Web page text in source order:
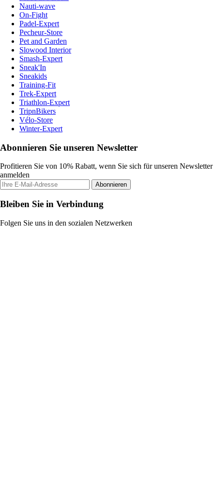
Nauti-wave
On-Fight
Padel-Expert
Pecheur-Store
Pet and Garden
Slowood Interior
Smash-Expert
Sneak'In
Sneakids
Training-Fit
Trek-Expert
Triathlon-Expert
TripnBikers
Vélo-Store
Winter-Expert
Abonnieren Sie unseren Newsletter
Profitieren Sie von 10% Rabatt, wenn Sie sich für unseren Newsletter
anmelden
Abonnieren
Bleiben Sie in Verbindung
Folgen Sie uns in den sozialen Netzwerken